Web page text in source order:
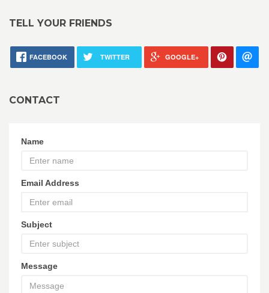
TELL YOUR FRIENDS
FACEBOOK TWITTER GOOGLE+
CONTACT
Name
Email Address
Subject
Message